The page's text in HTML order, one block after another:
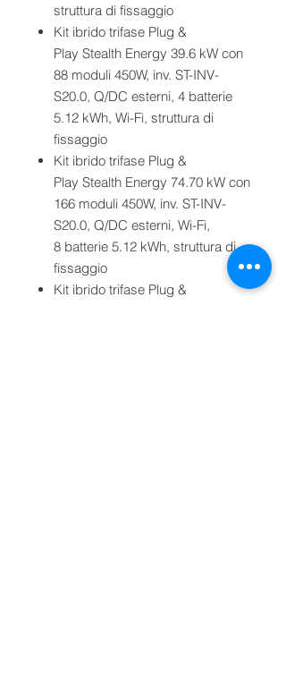
struttura di fissaggio
Kit ibrido trifase Plug &
Play Stealth Energy 39.6 kW con
88 moduli 450W, inv. ST-INV-
S20.0, Q/DC esterni, 4 batterie
5.12 kWh, Wi-Fi, struttura di
fissaggio
Kit ibrido trifase Plug &
Play Stealth Energy 74.70 kW con
166 moduli 450W, inv. ST-INV-
S20.0, Q/DC esterni, Wi-Fi,
8 batterie 5.12 kWh, struttura di
fissaggio
Kit ibrido trifase Plug &